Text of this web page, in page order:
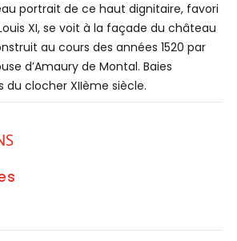
portrait de ce haut dignitaire, favori
XI, se voit à la façade du château
au cours des années 1520 par
d’Amaury de Montal. Baies
clocher XIIème siècle.